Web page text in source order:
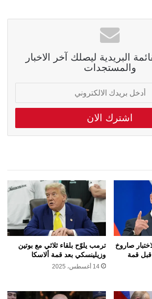
البريدية ليصلك آخر الاخبار
والمستجدات
صاروخ
قبل قمة
ترمب يلوّح بلقاء ثلاثي مع بوتين
وزيلينسكي بعد قمة ألاسكا
14 أغسطس، 2025